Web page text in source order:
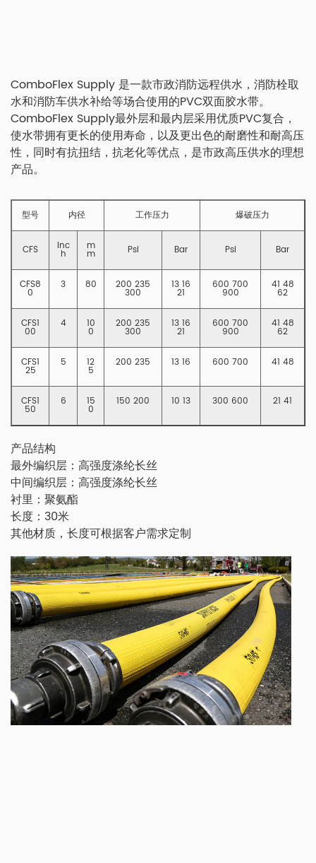
ComboFlex Supply 是一款市政消防远程供水，消防栓取
水和消防车供水补给等场合使用的PVC双面胶水带。
ComboFlex Supply最外层和最内层采用优质PVC复合，
使水带拥有更长的使用寿命，以及更出色的耐磨性和耐高压
性，同时有抗扭结，抗老化等优点，是市政高压供水的理想
产品。
型号 内径 工作压力 爆破压力
CFS Inc
h
m
m Psi Bar Psi Bar
CFS8
0
3 80 200 235
300
13 16
21
600 700
900
41 48
62
CFS1
00
4 10
0
200 235
300
13 16
21
600 700
900
41 48
62
CFS1
25
5 12
5
200 235 13 16 600 700 41 48
CFS1
50
6 15
0
150 200 10 13 300 600 21 41
产品结构
最外编织层：高强度涤纶长丝
中间编织层：高强度涤纶长丝
衬里：聚氨酯
长度：30米
其他材质，长度可根据客户需求定制